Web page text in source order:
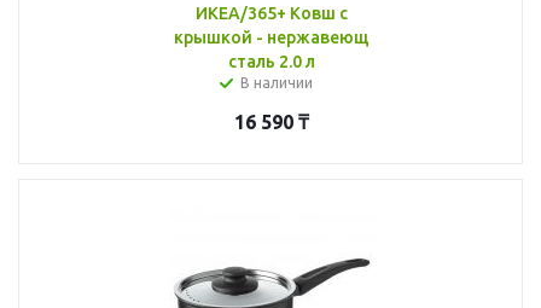
ИКЕА/365+ Ковш с
крышкой - нержавеющ
сталь 2.0 л
В наличии
16 590₸